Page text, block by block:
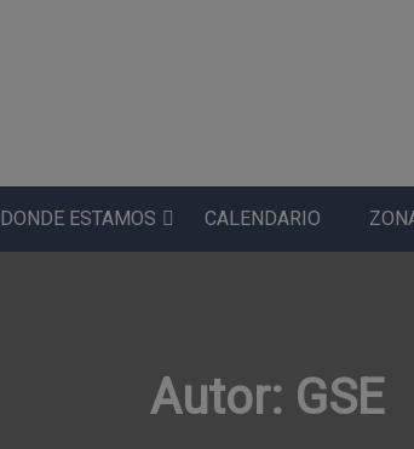
DONDE ESTAMOS CALENDARIO
Autor: GSE